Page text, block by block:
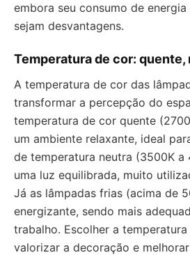
embora seu consumo de
sejam desvantagens.
Temperatura de cor: quente,
A temperatura de cor das
transformar a percepção do
temperatura de cor quente
um ambiente relaxante, ideal
de temperatura neutra (3500K a
uma luz equilibrada, muito
Já as lâmpadas frias (acima de
energizante, sendo mais
trabalho. Escolher a
valorizar a decoração e